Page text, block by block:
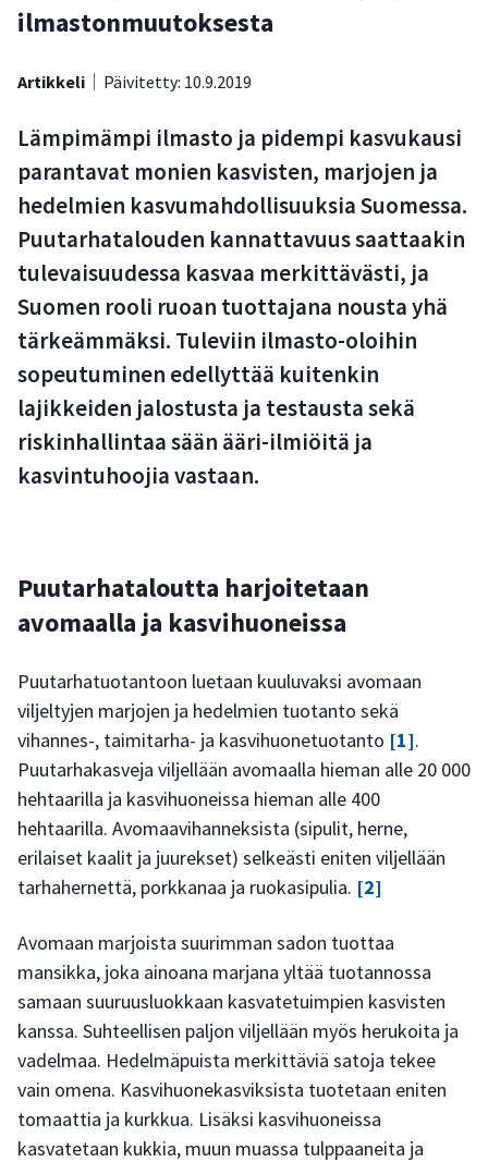
Kasvihuoneviljelyn kannattavuus voi kasvaa
Lämpötilan muutokset aiheuttavat puutarhakasveille
myös ongelmia
Vanhat ja uudet kasvintuhoojat hyötyvät muuttuvista
olosuhteista
Taudinaiheuttajien uhka lisääntyy ilmaston lämmetessä
Muutoksiin voidaan sopeutua uusilla kasvilajeilla,
kastelulla ja riskienhallinnalla
ilmastonmuutoksesta
Artikkeli Päivitetty: 10.9.2019
Lämpimämpi ilmasto ja pidempi kasvukausi
parantavat monien kasvisten, marjojen ja
hedelmien kasvumahdollisuuksia Suomessa.
Puutarhatalouden kannattavuus saattaakin
tulevaisuudessa kasvaa merkittävästi, ja
Suomen rooli ruoan tuottajana nousta yhä
tärkeämmäksi. Tuleviin ilmasto-oloihin
sopeutuminen edellyttää kuitenkin
lajikkeiden jalostusta ja testausta sekä
riskinhallintaa sään ääri-ilmiöitä ja
kasvintuhoojia vastaan.
Puutarhataloutta harjoitetaan
avomaalla ja kasvihuoneissa
Puutarhatuotantoon luetaan kuuluvaksi avomaan
viljeltyjen marjojen ja hedelmien tuotanto sekä
vihannes-, taimitarha- ja kasvihuonetuotanto [1].
Puutarhakasveja viljellään avomaalla hieman alle 20 000
hehtaarilla ja kasvihuoneissa hieman alle 400
hehtaarilla. Avomaavihanneksista (sipulit, herne,
erilaiset kaalit ja juurekset) selkeästi eniten viljellään
tarhahernettä, porkkanaa ja ruokasipulia. [2]
Avomaan marjoista suurimman sadon tuottaa
mansikka, joka ainoana marjana yltää tuotannossa
samaan suuruusluokkaan kasvatetuimpien kasvisten
kanssa. Suhteellisen paljon viljellään myös herukoita ja
vadelmaa. Hedelmäpuista merkittäviä satoja tekee
vain omena. Kasvihuonekasviksista tuotetaan eniten
tomaattia ja kurkkua. Lisäksi kasvihuoneissa
kasvatetaan kukkia, muun muassa tulppaaneita ja